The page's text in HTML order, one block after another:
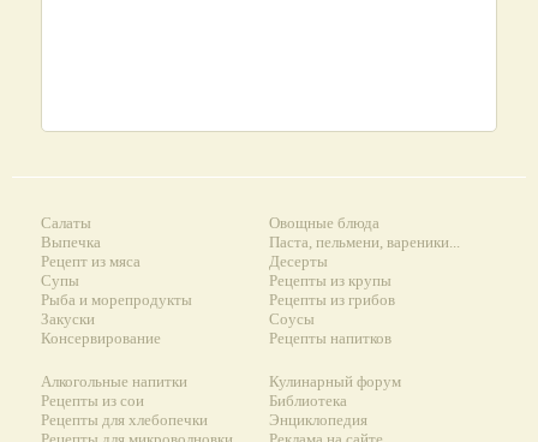
Салаты
Выпечка
Рецепт из мяса
Супы
Рыба и морепродукты
Закуски
Консервирование
Овощные блюда
Паста, пельмени, вареники...
Десерты
Рецепты из крупы
Рецепты из грибов
Соусы
Рецепты напитков
Алкогольные напитки
Рецепты из сои
Рецепты для хлебопечки
Кулинарный форум
Библиотека
Энциклопедия